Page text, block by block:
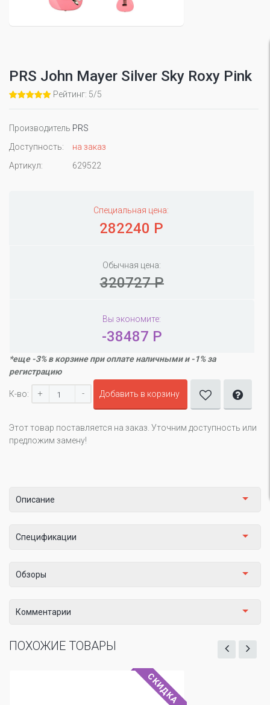
PRS John Mayer Silver Sky Roxy Pink
Рейтинг: 5/5
Производитель PRS
Доступность:
на заказ
Артикул:
629522
Специальная цена:
282240 Р
Обычная цена:
320727 Р
Вы экономите:
-38487 Р
*еще -3% в корзине при оплате наличными и -1% за
регистрацию
К-во: + - Добавить в корзину
Этот товар поставляется на заказ. Уточним доступность или
предложим замену!
Описание
Спецификации
Обзоры
Комментарии
ПОХОЖИЕ ТОВАРЫ
СКИДКА